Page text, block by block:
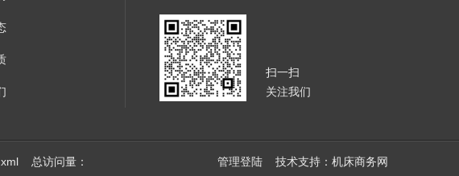
扫一扫
关注我们
总访问量： 管理登陆 技术支持： 机床商务网